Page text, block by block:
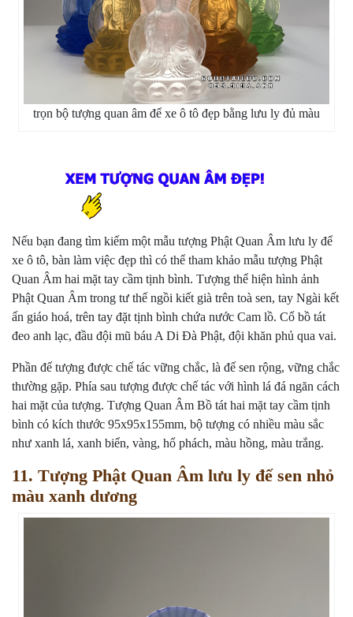
trọn bộ tượng quan âm để xe ô tô đẹp bằng lưu ly đủ màu
Nếu bạn đang tìm kiếm một mẫu tượng Phật Quan Âm lưu ly để
xe ô tô, bàn làm việc đẹp thì có thể tham khảo mẫu tượng Phật
Quan Âm hai mặt tay cầm tịnh bình. Tượng thể hiện hình ảnh
Phật Quan Âm trong tư thế ngồi kiết già trên toà sen, tay Ngài kết
ấn giáo hoá, trên tay đặt tịnh bình chứa nước Cam lồ. Cổ bồ tát
đeo anh lạc, đầu đội mũ báu A Di Đà Phật, đội khăn phủ qua vai.
Phần đế tượng được chế tác vững chắc, là đế sen rộng, vững chắc
thường gặp. Phía sau tượng được chế tác với hình lá đá ngăn cách
hai mặt của tượng. Tượng Quan Âm Bồ tát hai mặt tay cầm tịnh
bình có kích thước 95x95x155mm, bộ tượng có nhiều màu sắc
như xanh lá, xanh biển, vàng, hổ phách, màu hồng, màu trắng.
11. Tượng Phật Quan Âm lưu ly đế sen nhỏ
màu xanh dương